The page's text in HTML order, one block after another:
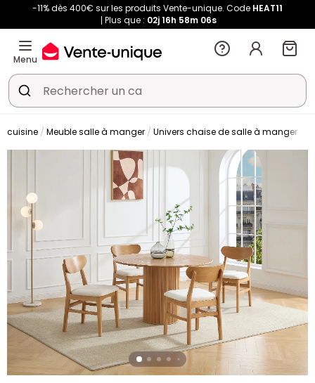
-11% dès 400€ sur les produits Vente-unique. Code HEAT11
Plus que : 02j16h 58m 06s
Menu
cuisine Meuble salle à manger Univers chaise de salle à manger